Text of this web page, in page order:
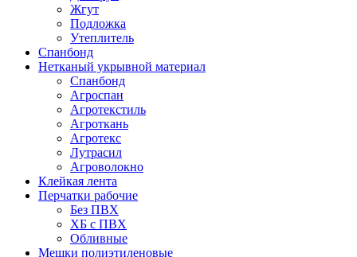
Жгут
Подложка
Утеплитель
Спанбонд
Нетканый укрывной материал
Спанбонд
Агроспан
Агротекстиль
Агроткань
Агротекс
Лутрасил
Агроволокно
Клейкая лента
Перчатки рабочие
Без ПВХ
ХБ с ПВХ
Обливные
Мешки полиэтиленовые